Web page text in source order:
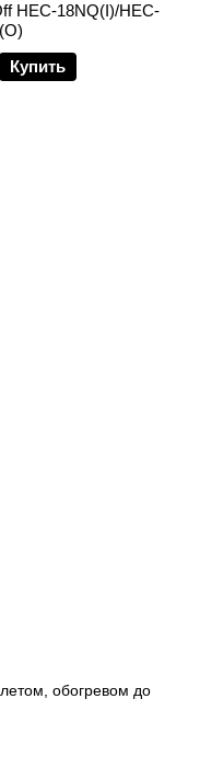
обогревом до
HEC-18NQ(I)/HEC-
Купить